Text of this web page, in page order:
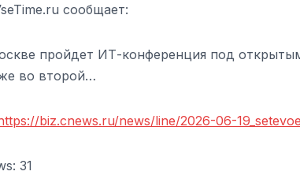
сообщает:
пройдет ИТ-конференция под
во второй…
biz.cnews.ru/news/line/2026-06-
31